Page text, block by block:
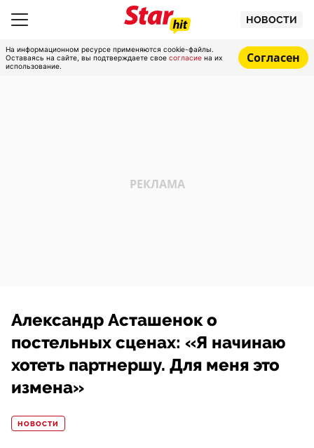
НОВОСТИ
На информационном ресурсе применяются cookie-файлы.
Оставаясь на сайте, вы подтверждаете свое согласие на их
использование.
Согласен
Александр Асташенок о
постельных сценах: «Я начинаю
хотеть партнершу. Для меня это
измена»
НОВОСТИ